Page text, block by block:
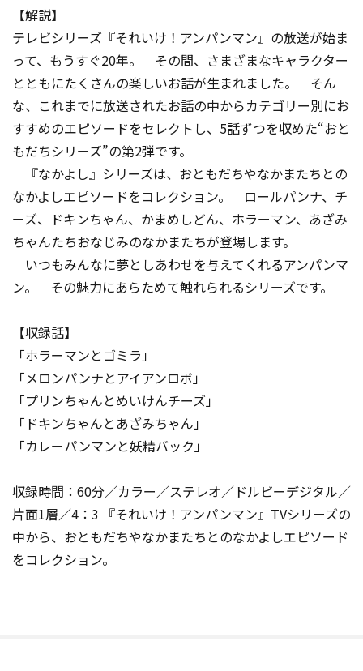
【解説】
テレビシリーズ『それいけ！アンパンマン』の放送が始ま
って、もうすぐ20年。 その間、さまざまなキャラクター
とともにたくさんの楽しいお話が生まれました。 そん
な、これまでに放送されたお話の中からカテゴリー別にお
すすめのエピソードをセレクトし、5話ずつを収めた“おと
もだちシリーズ”の第2弾です。
『なかよし』シリーズは、おともだちやなかまたちとの
なかよしエピソードをコレクション。 ロールパンナ、チ
ーズ、ドキンちゃん、かまめしどん、ホラーマン、あざみ
ちゃんたちおなじみのなかまたちが登場します。
いつもみんなに夢としあわせを与えてくれるアンパンマ
ン。 その魅力にあらためて触れられるシリーズです。
【収録話】
「ホラーマンとゴミラ」
「メロンパンナとアイアンロボ」
「プリンちゃんとめいけんチーズ」
「ドキンちゃんとあざみちゃん」
「カレーパンマンと妖精バック」
収録時間：60分／カラー／ステレオ／ドルビーデジタル／
片面1層／4：3 『それいけ！アンパンマン』TVシリーズの
中から、おともだちやなかまたちとのなかよしエピソード
をコレクション。